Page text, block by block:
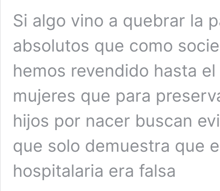
Si algo vino a quebrar la
absolutos que como
hemos revendido hasta
mujeres que para
hijos por nacer buscan
que solo demuestra que
hospitalaria era falsa